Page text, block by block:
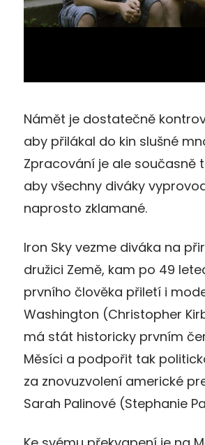
Námět je dostatečně
aby přilákal do kin slušné
Zpracování je ale současně
aby všechny diváky
naprosto zklamané.
Iron Sky vezme diváka na
družici Země, kam po 49
prvního člověka přiletí i
Washington (Christopher
má stát historicky prvním
Měsíci a podpořit tak
za znovuzvolení americké
Sarah Palinové (Stephanie